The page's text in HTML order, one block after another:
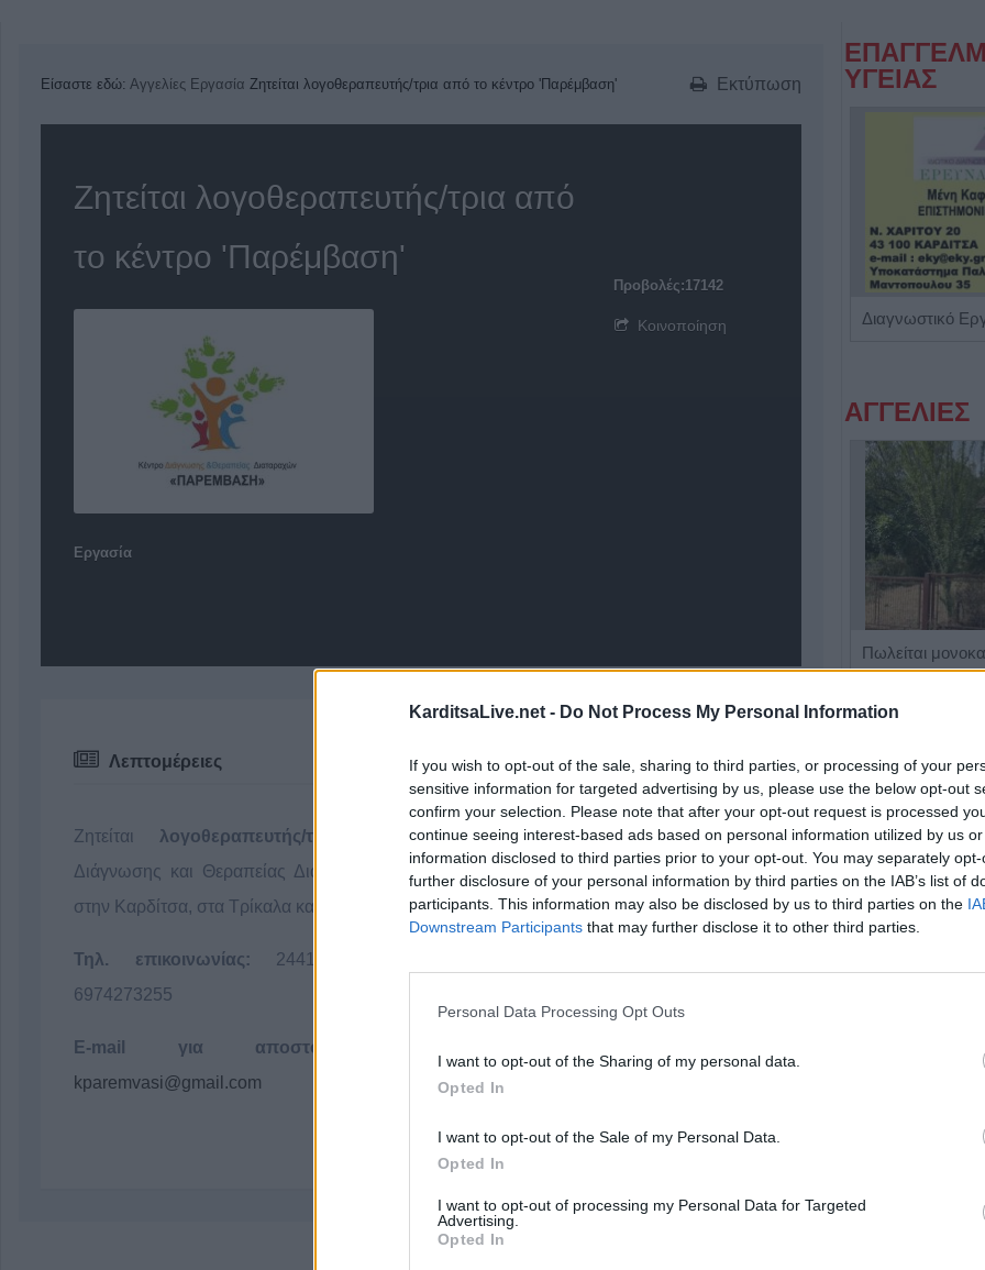
KarditsaLive.net - Do Not Process My Personal Information
If you wish to opt-out of the sale, sharing to third parties, or processing of your
sensitive information for targeted advertising by us, please use the below opt-out
confirm your selection. Please note that after your opt-out request is processed
continue seeing interest-based ads based on personal information utilized by us
information disclosed to third parties prior to your opt-out. You may separately
further disclosure of your personal information by third parties on the IAB’s list of
participants. This information may also be disclosed by us to third parties on the
Downstream Participants that may further disclose it to other third parties.
Personal Data Processing Opt Outs
I want to opt-out of the Sharing of my personal data.
Opted In
I want to opt-out of the Sale of my Personal Data.
Opted In
I want to opt-out of processing my Personal Data for Targeted
Advertising.
Opted In
Εκτύπωση
Είσαστε εδώ: Αγγελίες Εργασία Ζητείται λογοθεραπευτής/τρια από το κέντρο 'Παρέμβαση'
Ζητείται λογοθεραπευτής/τρια από
το κέντρο 'Παρέμβαση'
Εργασία
Προβολές:17142
Κοινοποίηση
Λεπτομέρειες
Ζητείται λογοθεραπευτής/τρια
για το Κέντρο
Διάγνωσης και Θεραπείας Διαταραχών "
Παρέμβαση
στην Καρδίτσα, στα Τρίκαλα και στα Φάρσαλα.
Τηλ. επικοινωνίας: 2441074422, 2431078781,
6974273255
E-mail για αποστολή βιογραφικών:
kparemvasi@gmail.com
ΥΓΕΙΑΣ
ΑΓΓΕΛΙΕΣ
Λαμία:
Τοποθετήθηκε
χλοοτάπητας
7 Αυγούστου 2026, 20:56
εσωτερικών και